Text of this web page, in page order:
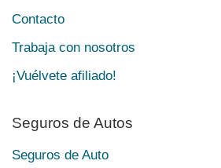
Contacto
Trabaja con nosotros
¡Vuélvete afiliado!
Seguros de Autos
Seguros de Auto